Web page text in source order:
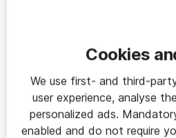
chefsledet, där en tydligt
året.
- Atea har ett starkt rykte om
våra värderingar och
Cookies
We use first- and third-
user experience, analyse
personalized ads.
enabled and do not require